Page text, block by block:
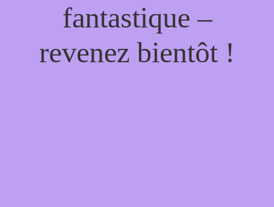
fantastique –
revenez bientôt !